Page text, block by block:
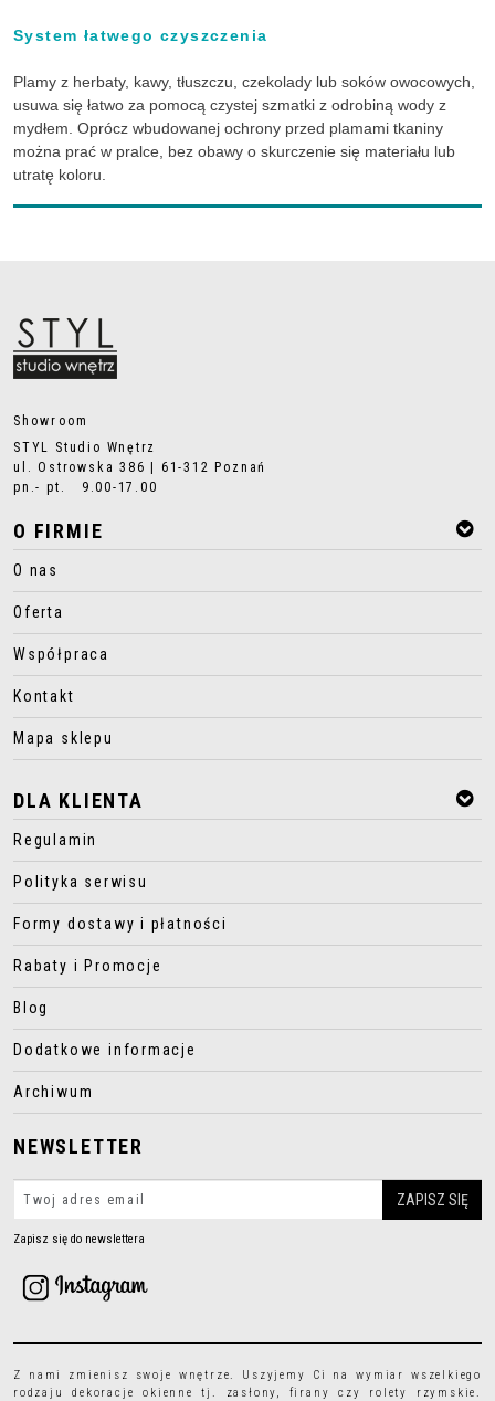
System łatwego czyszczenia
Plamy z herbaty, kawy, tłuszczu, czekolady lub soków owocowych,
usuwa się łatwo za pomocą czystej szmatki z odrobiną wody z
mydłem. Oprócz wbudowanej ochrony przed plamami tkaniny
można prać w pralce, bez obawy o skurczenie się materiału lub
utratę koloru.
Showroom
STYL Studio Wnętrz
ul. Ostrowska 386 | 61-312 Poznań
pn.- pt. 9.00-17.00
O FIRMIE
O nas
Oferta
Współpraca
Kontakt
Mapa sklepu
DLA KLIENTA
Regulamin
Polityka serwisu
Formy dostawy i płatności
Rabaty i Promocje
Blog
Dodatkowe informacje
Archiwum
NEWSLETTER
Zapisz się do newslettera
Z nami zmienisz swoje wnętrze. Uszyjemy Ci na wymiar wszelkiego
rodzajudekoracje okienne tj. zasłony, firany czy rolety rzymskie.